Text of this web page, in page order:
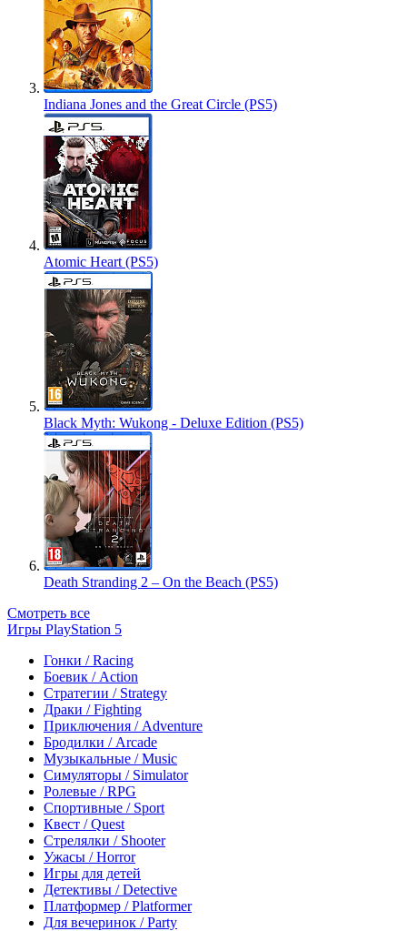
Indiana Jones and the Great Circle (PS5)
Atomic Heart (PS5)
Black Myth: Wukong - Deluxe Edition (PS5)
Death Stranding 2 – On the Beach (PS5)
Смотреть все
Игры PlayStation 5
Гонки / Racing
Боевик / Action
Стратегии / Strategy
Драки / Fighting
Приключения / Adventure
Бродилки / Arcade
Музыкальные / Music
Симуляторы / Simulator
Ролевые / RPG
Спортивные / Sport
Квест / Quest
Стрелялки / Shooter
Ужасы / Horror
Игры для детей
Детективы / Detective
Платформер / Platformer
Для вечеринок / Party